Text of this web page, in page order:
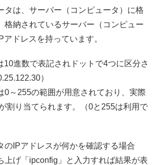
タは、サーバー（コンピュータ）に格
格納されているサーバー（コンピュー
ドレスを持っています。
10進数で表記されドットで4つに区分さ
）
0～255の範囲が用意されており、実際
割り当てられます。（0と255は利用で
のIPアドレスが何かを確認する場合
上げ「ipconfig」と入力すれば結果が表